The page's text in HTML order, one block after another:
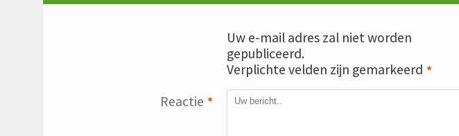
Uw e-mail adres zal niet worden
gepubliceerd.
Verplichte velden zijn gemarkeerd *
Reactie *